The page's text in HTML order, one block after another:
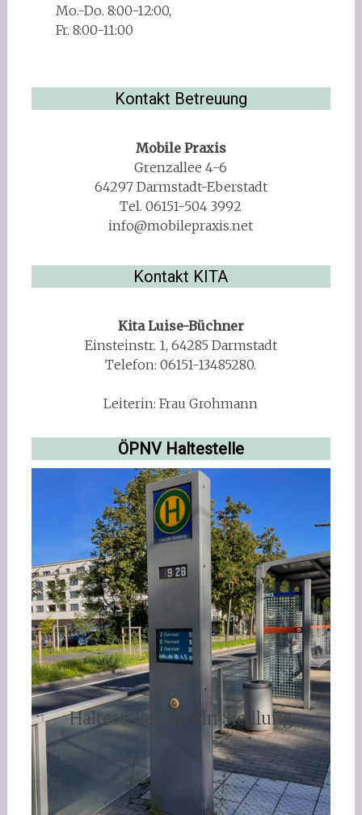
Mo.-Do. 8:00-12:00,
Fr. 8:00-11:00
Kontakt Betreuung
Mobile Praxis
Grenzallee 4-6
64297 Darmstadt-Eberstadt
Tel. 06151-504 3992
info@mobilepraxis.net
Kontakt KITA
Kita Luise-Büchner
Einsteinstr. 1, 64285 Darmstadt
Telefon: 06151-13485280.
Leiterin: Frau Grohmann
ÖPNV Haltestelle
Haltestelle Lincoln Siedlung